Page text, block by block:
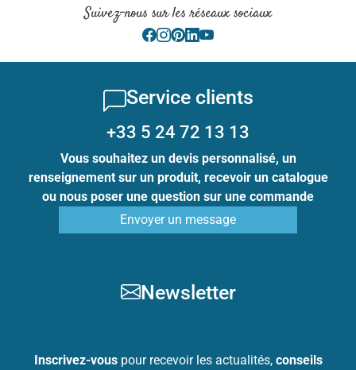
Suivez-nous sur les réseaux sociaux
Service clients
+33 5 24 72 13 13
Vous souhaitez un devis personnalisé, un
renseignement sur un produit, recevoir un catalogue
ou nous poser une question sur une commande
Envoyer un message
Newsletter
Inscrivez-vouspour recevoir les actualités, conseils